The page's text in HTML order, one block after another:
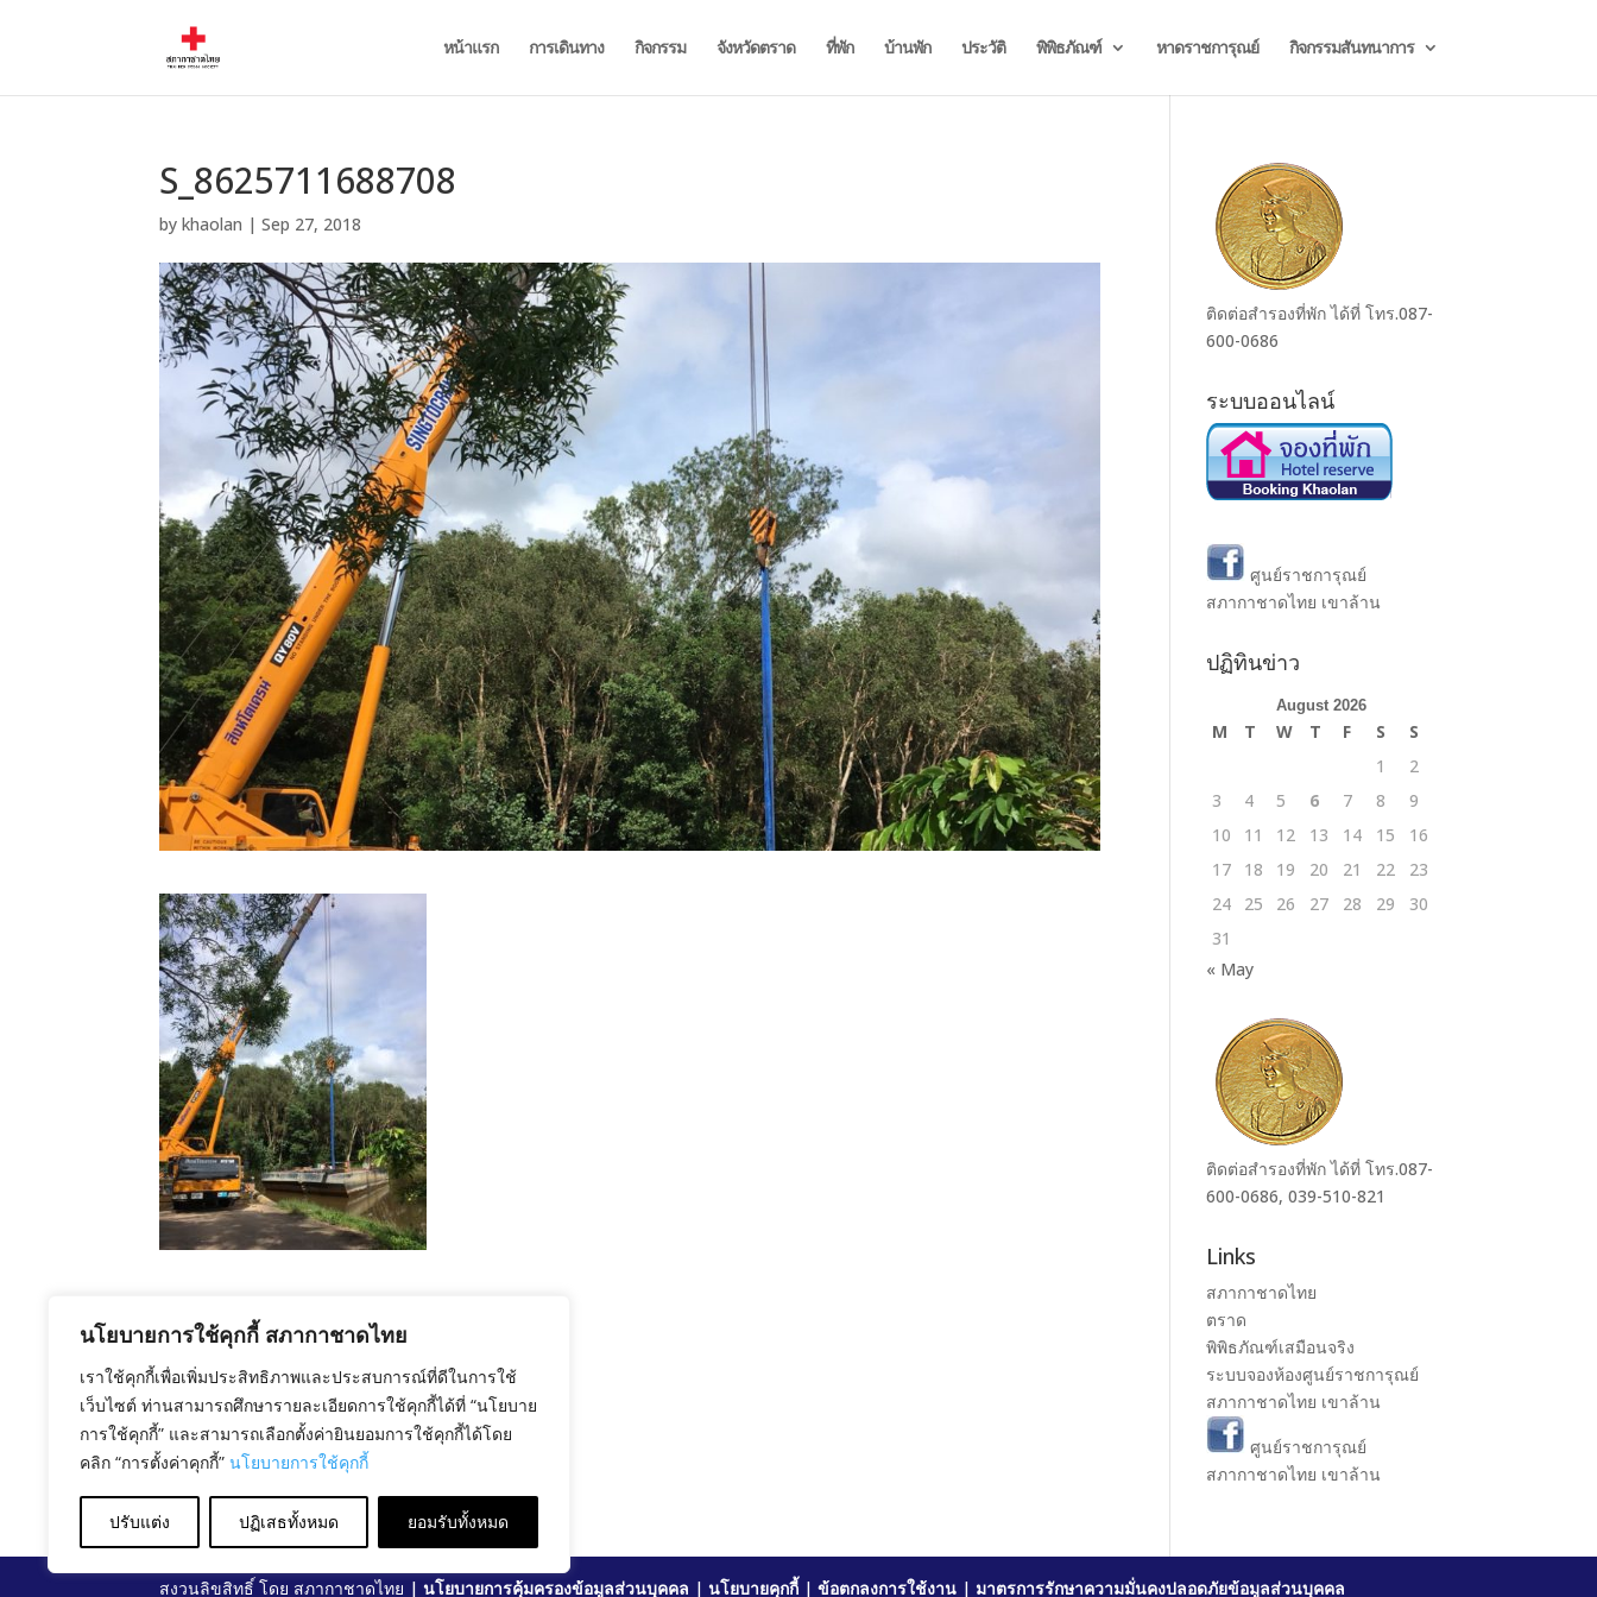
นโยบายการใช้คุกกี้ สภากาชาดไทย
เราใช้คุกกี้เพื่อเพิ่มประสิทธิภาพและประสบการณ์ที่ดีในการใช้
เว็บไซต์ ท่านสามารถศึกษารายละเอียดการใช้คุกกี้ได้ที่ “นโยบาย
การใช้คุกกี้” และสามารถเลือกตั้งค่ายินยอมการใช้คุกกี้ได้โดย
คลิก “การตั้งค่าคุกกี้” นโยบายการใช้คุกกี้
ปรับแต่ง ปฏิเสธทั้งหมด ยอมรับทั้งหมด
หน้าแรก การเดินทาง กิจกรรม จังหวัดตราด ที่พัก บ้านพัก ประวัติ พิพิธภัณฑ์ หาดราชการุณย์ กิจกรรมสันทนาการ
S_8625711688708
bykhaolan |Sep 27, 2018
ติดต่อสำรองที่พัก ได้ที่ โทร.087-
600-0686
ระบบออนไลน์
ศูนย์ราชการุณย์
สภากาชาดไทย เขาล้าน
ปฏิทินข่าว
August 2026
M T W T F S
S
1
2
3
4 5 6 7 8
9
10
11 12 13 14 15
16
17
18 19 20 21 22
23
24
25 26 27 28 29
30
31
« May
ติดต่อสำรองที่พัก ได้ที่ โทร.087-
600-0686, 039-510-821
Links
สภากาชาดไทย
ตราด
พิพิธภัณฑ์เสมือนจริง
ระบบจองห้องศูนย์ราชการุณย์
สภากาชาดไทย เขาล้าน
ศูนย์ราชการุณย์
สภากาชาดไทย เขาล้าน
สงวนลิขสิทธิ์ โดย สภากาชาดไทย |นโยบายการคุ้มครองข้อมูลส่วนบุคคล |นโยบายคุกกี้ |ข้อตกลงการใช้งาน | มาตรการรักษาความมั่นคงปลอดภัยข้อมูลส่วนบุคคล